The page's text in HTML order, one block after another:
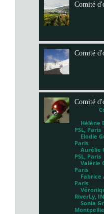
Comité
Comité
Comité
Hélène
PSL, Paris
Elodie
Paris
Aurélie
PSL, Paris
Valérie
Paris
Fabrice
Paris
RiverLy,
Sonia